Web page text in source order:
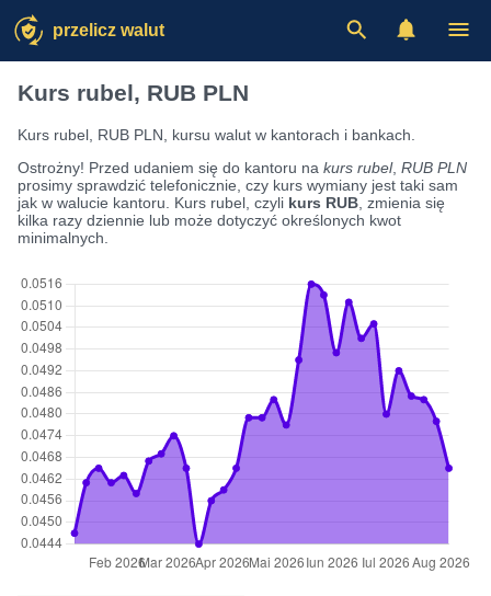
przelicz walut
Kurs rubel, RUB PLN
Kurs rubel, RUB PLN, kursu walut w kantorach i bankach.
Ostrożny! Przed udaniem się do kantoru na kurs rubel, RUB PLN
prosimy sprawdzić telefonicznie, czy kurs wymiany jest taki sam
jak w walucie kantoru. Kurs rubel, czyli kurs RUB , zmienia się
kilka razy dziennie lub może dotyczyć określonych kwot
minimalnych.